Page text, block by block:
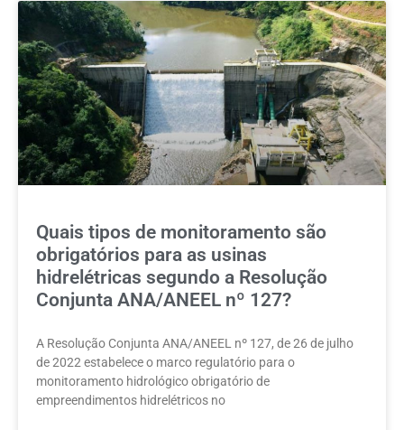
Quais tipos de monitoramento são
obrigatórios para as usinas
hidrelétricas segundo a Resolução
Conjunta ANA/ANEEL nº 127?
A Resolução Conjunta ANA/ANEEL nº 127, de 26 de julho
de 2022 estabelece o marco regulatório para o
monitoramento hidrológico obrigatório de
empreendimentos hidrelétricos no